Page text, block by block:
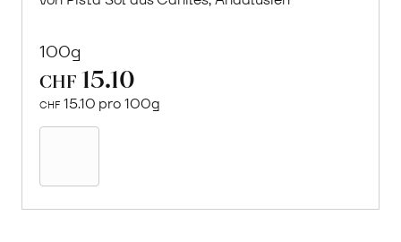
100g
CHF 15.10
CHF 15.10 pro 100g